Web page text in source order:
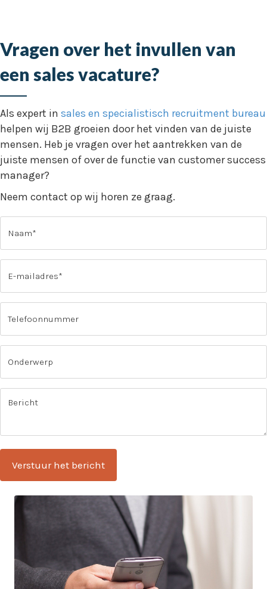
Vragen over het invullen van
een sales vacature?
Als expert in sales en specialistisch recruitment bureau
helpen wij B2B groeien door het vinden van de juiste
mensen. Heb je vragen over het aantrekken van de
juiste mensen of over de functie van customer success
manager?
Neem contact op wij horen ze graag.